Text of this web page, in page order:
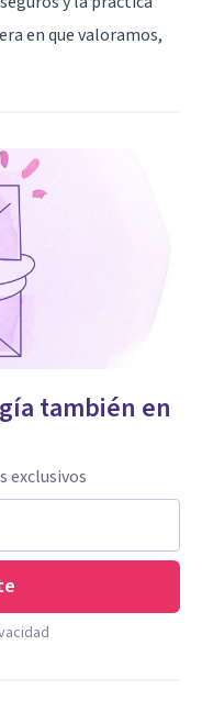
en que valoramos,
también en
exclusivos